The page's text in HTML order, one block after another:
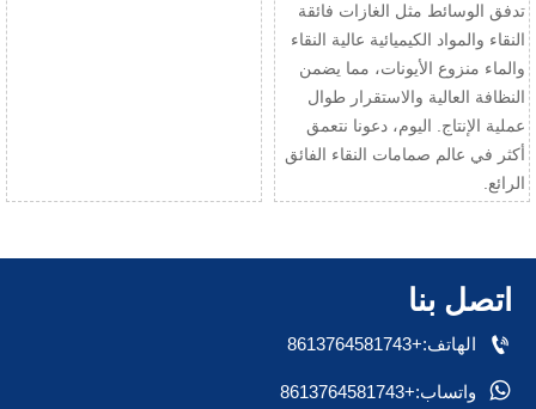
تدفق الوسائط مثل الغازات فائقة
النقاء والمواد الكيميائية عالية النقاء
والماء منزوع الأيونات، مما يضمن
النظافة العالية والاستقرار طوال
عملية الإنتاج. اليوم، دعونا نتعمق
أكثر في عالم صمامات النقاء الفائق
الرائع.
اتصل بنا
 الهاتف:+8613764581743
 واتساب:+8613764581743